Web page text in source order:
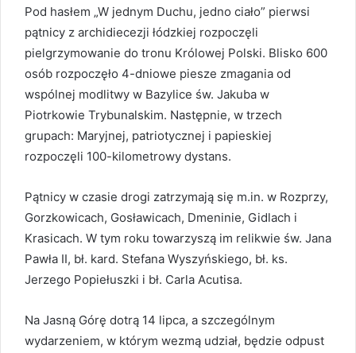
Pod hasłem „W jednym Duchu, jedno ciało” pierwsi
pątnicy z archidiecezji łódzkiej rozpoczęli
pielgrzymowanie do tronu Królowej Polski. Blisko 600
osób rozpoczęło 4-dniowe piesze zmagania od
wspólnej modlitwy w Bazylice św. Jakuba w
Piotrkowie Trybunalskim. Następnie, w trzech
grupach: Maryjnej, patriotycznej i papieskiej
rozpoczęli 100-kilometrowy dystans.
Pątnicy w czasie drogi zatrzymają się m.in. w Rozprzy,
Gorzkowicach, Gosławicach, Dmeninie, Gidlach i
Krasicach. W tym roku towarzyszą im relikwie św. Jana
Pawła II, bł. kard. Stefana Wyszyńskiego, bł. ks.
Jerzego Popiełuszki i bł. Carla Acutisa.
Na Jasną Górę dotrą 14 lipca, a szczególnym
wydarzeniem, w którym wezmą udział, będzie odpust